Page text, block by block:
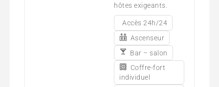
hôtes exigeants.
Accès 24h/24
Ascenseur
Bar – salon
Coffre-fort
individuel